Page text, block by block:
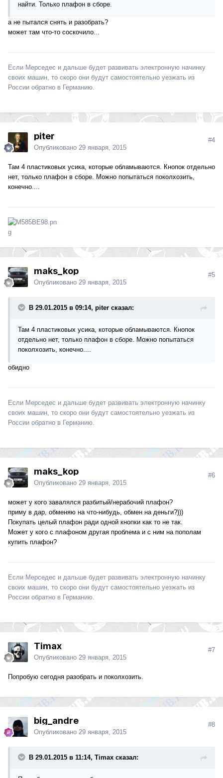
найти. Только плафон в сборе.
а не пытался снять и разобрать?
может там что-то соскочило...
Если Мерседес и дальше будет развивать электронную начинку
своих машин, то скоро они будут самостоятельно уезжать из
России обратно в Германию.
piter
Опубликовано 29 января, 2015
#4
Там 4 пластиковых усика, которые обламываются. Кнопок отдельно
нет, только плафон в сборе. Можно попытаться поколхозить,
конечно....
maks_kop
Опубликовано 29 января, 2015
#5
В 29.01.2015 в 09:14, piter сказал:
Там 4 пластиковых усика, которые обламываются. Кнопок
отдельно нет, только плафон в сборе. Можно попытаться
поколхозить, конечно....
обидно
Если Мерседес и дальше будет развивать электронную начинку
своих машин, то скоро они будут самостоятельно уезжать из
России обратно в Германию.
maks_kop
Опубликовано 29 января, 2015
#6
может у кого завалялся разбитый/нерабочий плафон?
приму в дар, обменяю на что-нибудь, обмен на деньги?)))
Покупать целый плафон ради одной кнопки как то не так.
Может у кого с плафоном другая проблема и с ним на пополам
купить плафон?
Если Мерседес и дальше будет развивать электронную начинку
своих машин, то скоро они будут самостоятельно уезжать из
России обратно в Германию.
Timax
Опубликовано 29 января, 2015
#7
Попробую сегодня разобрать и поколхозить.
big_andre
Опубликовано 29 января, 2015
#8
В 29.01.2015 в 11:14, Timax сказал: